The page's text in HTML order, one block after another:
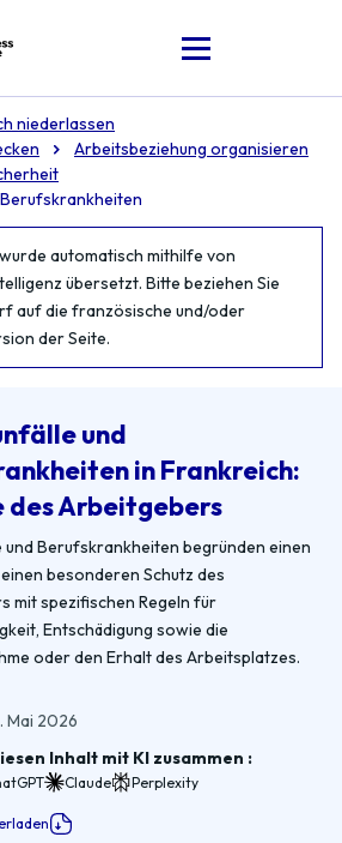
niederlassen
Arbeitsbeziehung organisieren
automatisch mithilfe von
übersetzt. Bitte beziehen Sie
auf die französische und/oder
der Seite.
und
in Frankreich:
des Arbeitgebers
Berufskrankheiten begründen einen
besonderen Schutz des
mit spezifischen Regeln für
Entschädigung sowie die
oder den Erhalt des Arbeitsplatzes.
Mai 2026
Inhalt mit KI zusammen :
Claude Perplexity